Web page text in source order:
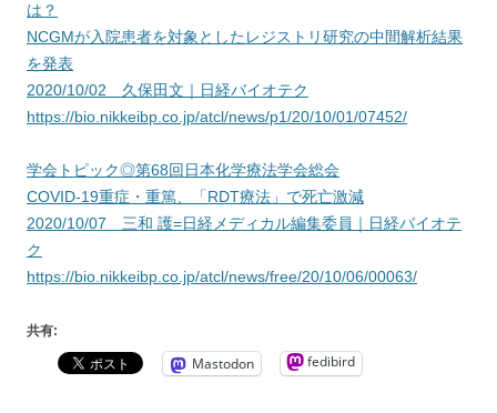
は？
NCGMが入院患者を対象としたレジストリ研究の中間解析結果
を発表
2020/10/02 久保田文｜日経バイオテク
https://bio.nikkeibp.co.jp/atcl/news/p1/20/10/01/07452/
学会トピック◎第68回日本化学療法学会総会
COVID-19重症・重篤、「RDT療法」で死亡激減
2020/10/07 三和 護=日経メディカル編集委員｜日経バイオテ
ク
https://bio.nikkeibp.co.jp/atcl/news/free/20/10/06/00063/
共有:
Mastodon fedibird